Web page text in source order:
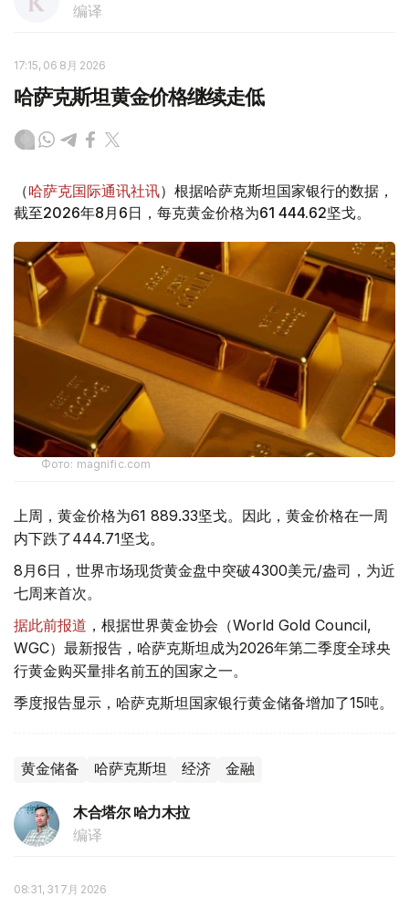
编译
17:15, 06 8月 2026
哈萨克斯坦黄金价格继续走低
（哈萨克国际通讯社讯）根据哈萨克斯坦国家银行的数据，
截至2026年8月6日，每克黄金价格为61 444.62坚戈。
Фото: magnific.com
上周，黄金价格为61 889.33坚戈。因此，黄金价格在一周
内下跌了444.71坚戈。
8月6日，世界市场现货黄金盘中突破4300美元/盎司，为近
七周来首次。
据此前报道 ，根据世界黄金协会（World Gold Council,
WGC）最新报告，哈萨克斯坦成为2026年第二季度全球央
行黄金购买量排名前五的国家之一。
季度报告显示，哈萨克斯坦国家银行黄金储备增加了15吨。
黄金储备 哈萨克斯坦 经济 金融
木合塔尔 哈力木拉
编译
08:31, 31 7月 2026